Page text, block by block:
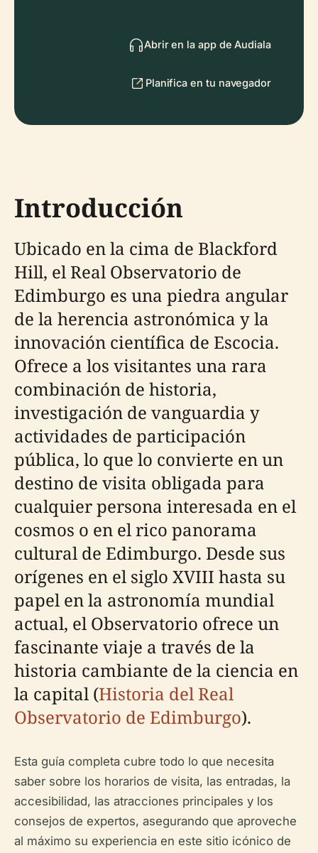
Abrir en la app de Audiala
Planifica en tu navegador
Introducción
Ubicado en la cima de Blackford
Hill, el Real Observatorio de
Edimburgo es una piedra angular
de la herencia astronómica y la
innovación científica de Escocia.
Ofrece a los visitantes una rara
combinación de historia,
investigación de vanguardia y
actividades de participación
pública, lo que lo convierte en un
destino de visita obligada para
cualquier persona interesada en el
cosmos o en el rico panorama
cultural de Edimburgo. Desde sus
orígenes en el siglo XVIII hasta su
papel en la astronomía mundial
actual, el Observatorio ofrece un
fascinante viaje a través de la
historia cambiante de la ciencia en
la capital (Historia del Real
Observatorio de Edimburgo).
Esta guía completa cubre todo lo que necesita
saber sobre los horarios de visita, las entradas, la
accesibilidad, las atracciones principales y los
consejos de expertos, asegurando que aproveche
al máximo su experiencia en este sitio icónico de